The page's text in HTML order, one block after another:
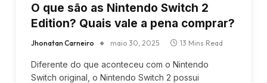
O que são as Nintendo Switch 2
Edition? Quais vale a pena comprar?
Jhonatan Carneiro maio 30, 2025 13 Mins Read
Diferente do que aconteceu com o Nintendo
Switch original, o Nintendo Switch 2 possui